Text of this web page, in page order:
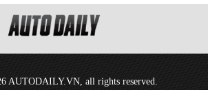
AUTODAILY.VN, all rights reserved.